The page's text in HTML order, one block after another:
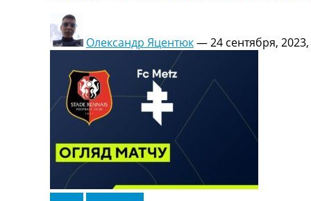
Олександр Яцентюк—24 сентября,